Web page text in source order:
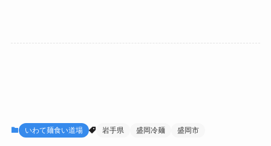
いわて麺食い道場 岩手県 盛岡冷麺 盛岡市